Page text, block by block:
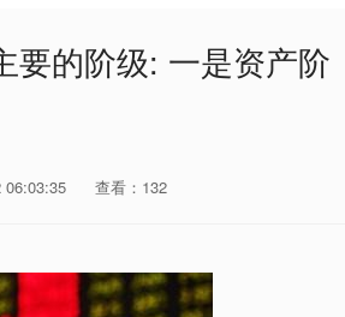
要的阶级: 一是资产阶
06:03:35 查看：132